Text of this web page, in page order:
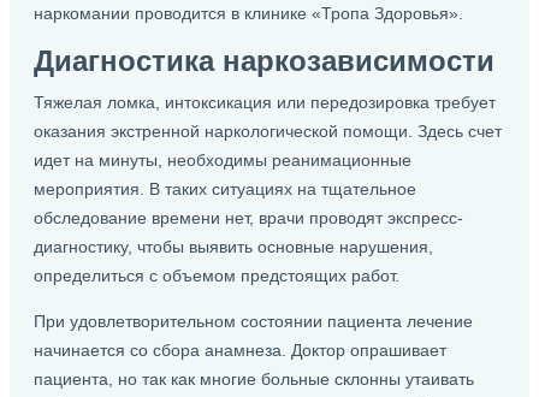
наркомании проводится в клинике «Тропа Здоровья».
Диагностика наркозависимости
Тяжелая ломка, интоксикация или передозировка требует
оказания экстренной наркологической помощи. Здесь счет
идет на минуты, необходимы реанимационные
мероприятия. В таких ситуациях на тщательное
обследование времени нет, врачи проводят экспресс-
диагностику, чтобы выявить основные нарушения,
определиться с объемом предстоящих работ.
При удовлетворительном состоянии пациента лечение
начинается со сбора анамнеза. Доктор опрашивает
пациента, но так как многие больные склонны утаивать